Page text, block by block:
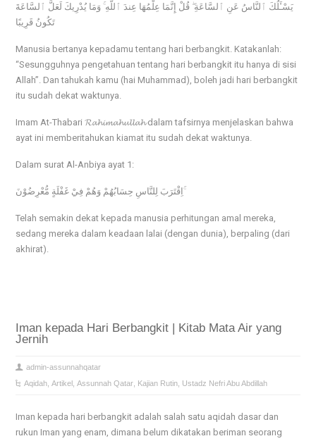
يَسْـَٔلُكَ ٱلنَّاسُ عَنِ ٱلسَّاعَةِ ۖ قُلْ إِنَّمَا عِلْمُهَا عِندَ ٱللَّهِ ۚ وَمَا يُدْرِيكَ لَعَلَّ ٱلسَّاعَةَ
تَكُونُ قَرِيبًا
Manusia bertanya kepadamu tentang hari berbangkit. Katakanlah:
“Sesungguhnya pengetahuan tentang hari berbangkit itu hanya di sisi
Allah”. Dan tahukah kamu (hai Muhammad), boleh jadi hari berbangkit
itu sudah dekat waktunya.
Imam At-Thabari 𝓡𝓪𝓱𝓲𝓶𝓪𝓱𝓾𝓵𝓵𝓪𝓱 dalam tafsirnya menjelaskan bahwa
ayat ini memberitahukan kiamat itu sudah dekat waktunya.
Dalam surat Al-Anbiya ayat 1:
اِقْتَرَبَ لِلنَّاسِ حِسَابُهُمْ وَهُمْ فِيْ غَفْلَةٍ مُّعْرِضُوْنَ ۚ
Telah semakin dekat kepada manusia perhitungan amal mereka,
sedang mereka dalam keadaan lalai (dengan dunia), berpaling (dari
akhirat).
Iman kepada Hari Berbangkit | Kitab Mata Air yang
Jernih
admin-assunnahqatar
Aqidah ,Artikel ,Assunnah Qatar Kajian Rutin Ustadz Nefri Abu Abdillah
Iman kepada hari berbangkit adalah salah satu aqidah dasar dan
rukun Iman yang enam, dimana belum dikatakan beriman seorang